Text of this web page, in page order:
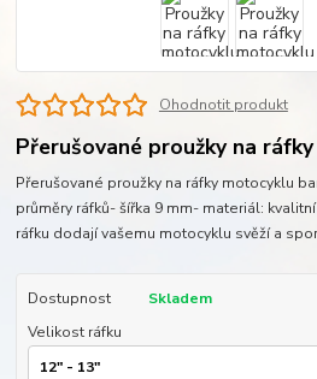
Ohodnotit produkt
Přerušované proužky na ráfky
Přerušované proužky na ráfky motocyklu
průměry ráfků- šířka 9 mm- materiál:
ráfku dodají vašemu motocyklu svěží a
Dostupnost
Skladem
Velikost ráfku